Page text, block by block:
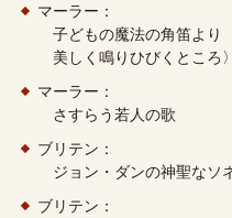
マーラー：
子どもの魔法の角笛より
美しく鳴りひびくところ
マーラー：
さすらう若人の歌
ブリテン：
ジョン・ダンの神聖なソ
ブリテン：